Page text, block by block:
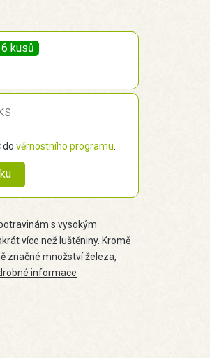
kusů
dověrnostního programu
s vysokým
více než luštěniny. Kromě
značné množství železa,
informace